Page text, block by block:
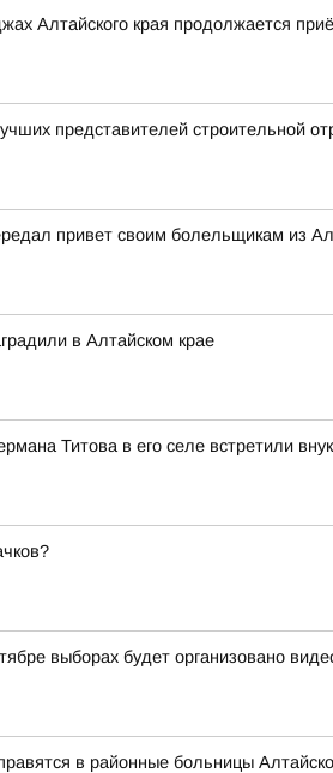
Алтайского края продолжается
представителей строительной
привет своим болельщикам из
в Алтайском крае
Титова в его селе встретили
выборах будет организовано
в районные больницы